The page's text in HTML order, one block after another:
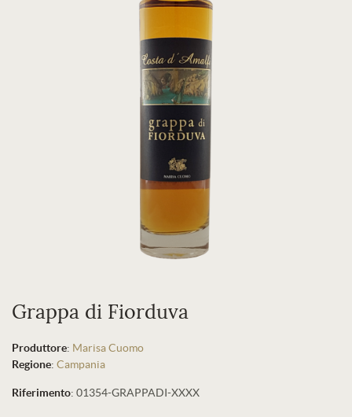
Grappa di Fiorduva
Produttore: Marisa Cuomo
Regione: Campania
Riferimento: 01354-GRAPPADI-XXXX